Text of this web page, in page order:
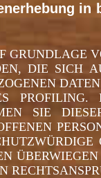
DIE SICH
SIE